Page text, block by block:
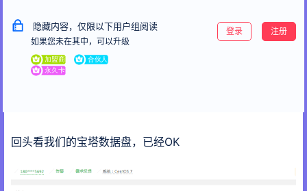
隐藏内容，仅限以下用户组阅读
如果您未在其中，可以升级
登录 注册
回头看我们的宝塔数据盘，已经OK